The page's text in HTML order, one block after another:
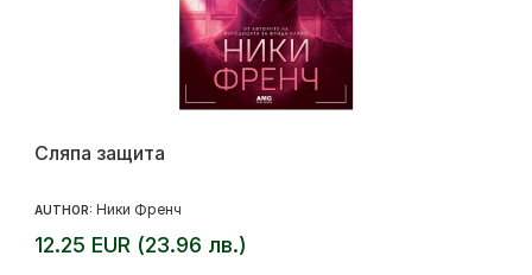
Сляпа защита
AUTHOR: Ники Френч
12.25 EUR (23.96 лв.)